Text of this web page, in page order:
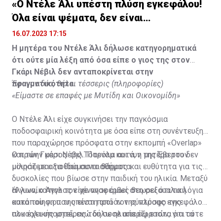
«Ο Ντέλε Άλι υπέστη πλύση εγκεφάλου!
Όλα είναι ψέματα, δεν είναι
υιοθετημένος»
16.07.2023 17:15
Η μητέρα του Ντέλε Άλι δήλωσε κατηγορηματικά
ότι ούτε μία λέξη από όσα είπε ο γιος της στον
Γκάρι Νέβιλ δεν ανταποκρίνεται στην
πραγματικότητα.
Έφυγαν δύο, θέλει τέσσερις (πληροφορίες)
«Είμαστε σε επαφές με Μυτίδη και Οικονομίδη»
Ο Ντέλε Άλι είχε συγκινήσει την παγκόσμια
ποδοσφαιρική κοινότητα με όσα είπε στη συνέντευξη
που παραχώρησε πρόσφατα στην εκπομπή «Overlap»
και τον Γκάρι Νέβιλ. Παρόλα αυτά, η μητέρα του δεν
μοιράζεται τα ίδια συναισθήματα.
Ο πρώην μέσος της Τότεναμ και νυν της Έβερτον
μίλησε με αξιοθαύμαστο θάρρος και ευθύτητα για τις
δυσκολίες που βίωσε στην παιδική του ηλικία. Μεταξύ
άλλων, ο Άγγλος είχε αναφερθεί στη σεξουαλική
κακοποίηση που υπέστη από τον σύντροφο της
αλκοολικής μητέρας του σε ηλικία έξι ετών, για τα
Η γυναίκα που τον γέννησε όμως θεωρεί ότι τα λόγια
αυτά του γιου της είναι προϊόν της πλύσης εγκεφάλου
που έχει υποστεί, ενώ δήλωσε απερίφραστα ότι ούτε